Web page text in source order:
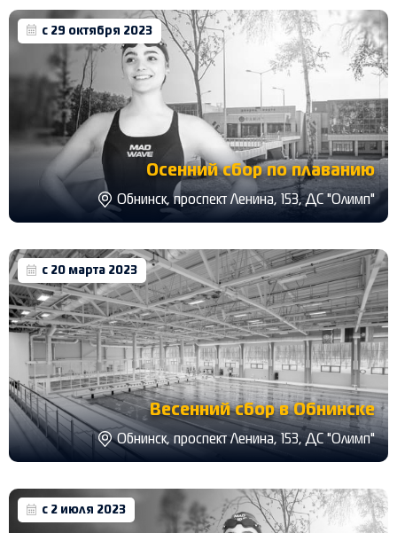
с 29 октября 2023
Осенний сбор по плаванию
Обнинск, проспект Ленина, 153, ДС "Олимп"
с 20 марта 2023
Весенний сбор в Обнинске
Обнинск, проспект Ленина, 153, ДС "Олимп"
с 2 июля 2023